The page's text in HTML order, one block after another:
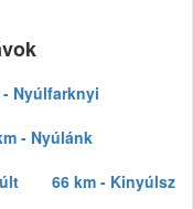
- Nyúlfarknyi
- Nyúlánk
66 km - Kinyúlsz